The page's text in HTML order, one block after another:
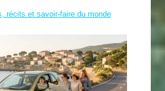
récits et savoir-faire du monde